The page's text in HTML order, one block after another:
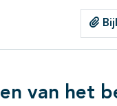
van het